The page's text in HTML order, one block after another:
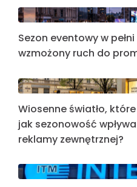
Sezon eventowy w
wzmożony ruch do
Wiosenne światło,
jak sezonowość
reklamy zewnętrznej?